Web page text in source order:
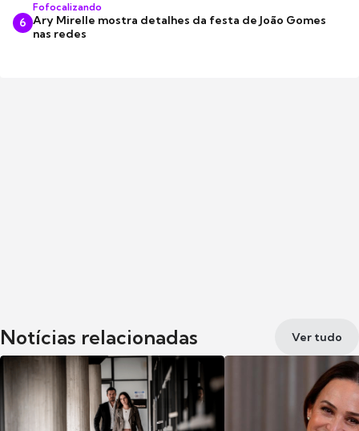
6
Fofocalizando
Ary Mirelle mostra detalhes da festa de João Gomes
nas redes
Notícias relacionadas Ver tudo